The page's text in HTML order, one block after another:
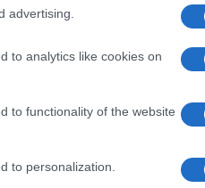
advertising.
to analytics like cookies on
to functionality of the website
to personalization.
Ξεκίνησε το
πρόγραμμα
και νέο